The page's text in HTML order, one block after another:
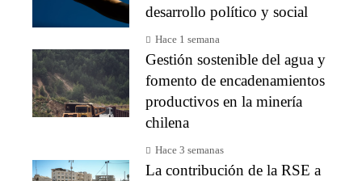
desarrollo político y social
Hace 1 semana
Gestión sostenible del agua y
fomento de encadenamientos
productivos en la minería
chilena
Hace 3 semanas
La contribución de la RSE a